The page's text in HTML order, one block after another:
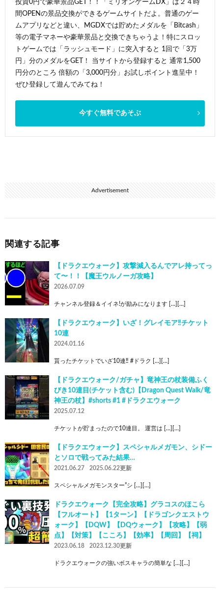
投資0円で豪華景品GET！！「ミリオンゲームDX」は２４時
間OPENの景品交換ができるゲームサイトだよ。普通のゲー
ムアプリなどと違い、MGDXでは貯めたメダルを「Bitcash」
等の電子マネーや豪華景品と交換できちゃうよ！特にスロッ
トゲームでは「ラッシュモード」に突入すると 1回で「3万
円」分のメダルをGET！ 当サイトから登録すると 通常1,500
円分のところ 倍額の「3,000円分」お試しポイント進呈中！
ぜひ登録して遊んでみてね！
今すぐ無料であそぶ
Advertisement
関連する記事
【ドラクエウォーク】攻撃減入るんでアレ持ってっ
て〜！！【魔王ウルノーガ攻略】
2026.07.09
チャンネル登録＆イイネ!が励みになります […][…]
【ドラクエウォーク】いざ！グレイモア‼︎チケット
10連
2024.01.16
貰ったチケットでいざ10連‼︎ #ドラク […][…]
【ドラクエウォーク/ガチャ】竜神王の杖装備ふく
びき10連目(チケット含む)【Dragon Quest Walk/竜
神王の杖】#shorts #1 #ドラクエウォーク
2025.07.12
チケットが貯まったので10連目。 運営は […][…]
【ドラクエウォーク】スペシャルメガモン、シドー
とソロで戦ってみた結果…
2021.06.27 2025.06.22更新
スペシャルメガモンスター”シ […][…]
ドラクエウォーク【完全攻略】グラコスのほこら
【フルオート】【1ターン】【ドラゴンクエストウ
ォーク】【DQW】【DQウォーク】【攻略】【弱
点】【対策】【こころ】【効率】【周回】【祠】
2023.06.18 2023.12.30更新
ドラクエウォークの強いボスキャラの簡単な […][…]